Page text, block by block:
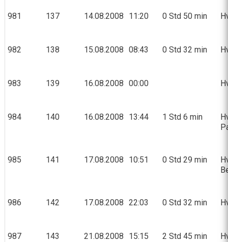
981 137 14.08.2008 11:20 0 Std 50 min
982 138 15.08.2008 08:43 0 Std 32 min
983 139 16.08.2008 00:00
984 140 16.08.2008 13:44 1 Std 6 min
985 141 17.08.2008 10:51 0 Std 29 min
986 142 17.08.2008 22:03 0 Std 32 min
987 143 21.08.2008 15:15 2 Std 45 min